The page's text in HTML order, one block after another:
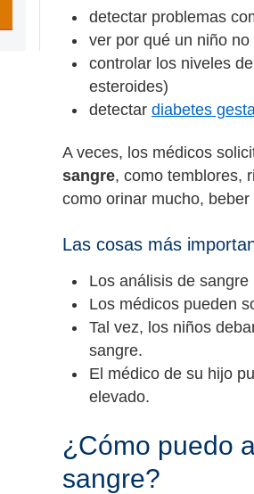
detectar problemas
ver por qué un niño
controlar los niveles
esteroides)
detectar diabetes
A veces, los médicos
sangre, como temblores,
como orinar mucho,
Las cosas más
Los análisis de
Los médicos pueden
Tal vez, los niños
sangre.
El médico de su hijo
elevado.
¿Cómo puedo
sangre?